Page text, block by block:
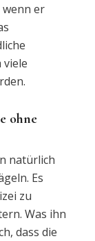
wenn er
ohne
natürlich
Es
zu
Was ihn
dass die